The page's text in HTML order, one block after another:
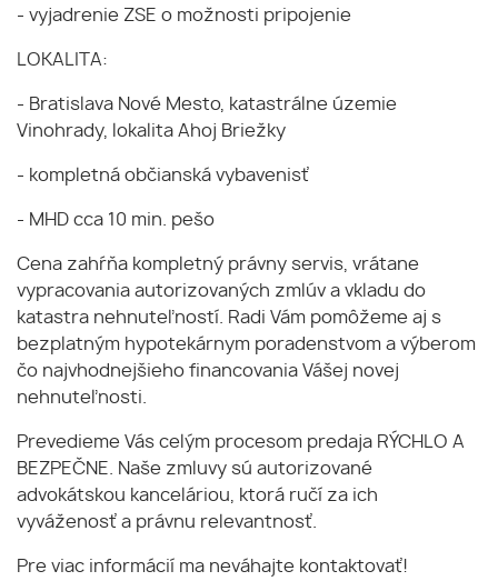
- vyjadrenie ZSE o možnosti pripojenie
LOKALITA:
- Bratislava Nové Mesto, katastrálne územie
Vinohrady, lokalita Ahoj Briežky
- kompletná občianská vybavenisť
- MHD cca 10 min. pešo
Cena zahŕňa kompletný právny servis, vrátane
vypracovania autorizovaných zmlúv a vkladu do
katastra nehnuteľností. Radi Vám pomôžeme aj s
bezplatným hypotekárnym poradenstvom a výberom
čo najvhodnejšieho financovania Vášej novej
nehnuteľnosti.
Prevedieme Vás celým procesom predaja RÝCHLO A
BEZPEČNE. Naše zmluvy sú autorizované
advokátskou kanceláriou, ktorá ručí za ich
vyváženosť a právnu relevantnosť.
Pre viac informácií ma neváhajte kontaktovať!